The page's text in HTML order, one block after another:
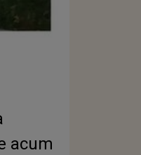
acum